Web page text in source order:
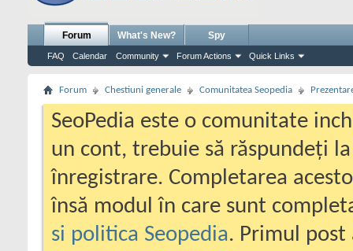
Forum
FAQ Calendar Community Forum Actions Quick Links
What's New? Spy
Forum Chestiuni generale Comunitatea Seopedia
SeoPedia este o comunitate
un cont, trebuie să răspundeți
înregistrare. Completarea
însă modul în care sunt
si politica Seopedia. Primul